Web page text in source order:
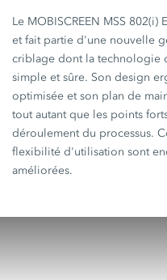
Le MOBISCREEN MSS 802(i)
et fait partie d'une nouvelle
criblage dont la technologie
simple et sûre. Son design
optimisée et son plan de
tout autant que les points
déroulement du processus.
flexibilité d'utilisation sont
améliorées.